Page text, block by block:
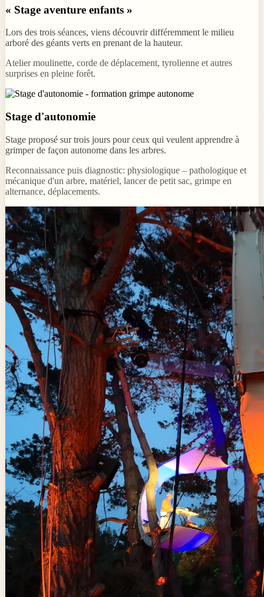
« Stage aventure enfants »
Lors des trois séances, viens découvrir différemment le milieu
arboré des géants verts en prenant de la hauteur.
Atelier moulinette, corde de déplacement, tyrolienne et autres
surprises en pleine forêt.
Stage d'autonomie
Stage proposé sur trois jours pour ceux qui veulent apprendre à
grimper de façon autonome dans les arbres.
Reconnaissance puis diagnostic: physiologique – pathologique et
mécanique d'un arbre, matériel, lancer de petit sac, grimpe en
alternance, déplacements.